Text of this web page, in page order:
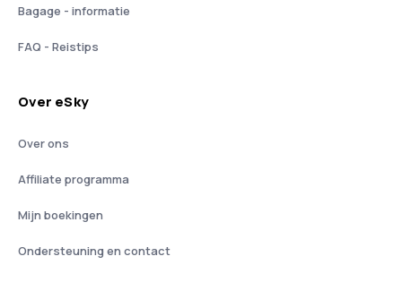
Bagage - informatie
FAQ - Reistips
Over eSky
Over ons
Affiliate programma
Mijn boekingen
Ondersteuning en contact